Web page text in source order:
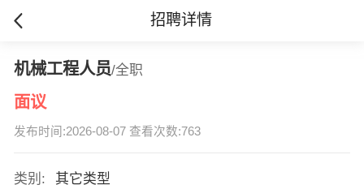
招聘详情
机械工程人员/全职
面议
发布时间:2026-08-07 查看次数:763
类别:
其它类型